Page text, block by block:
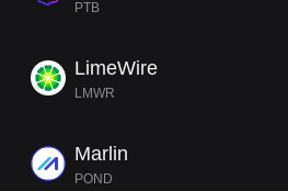
PTB
LimeWire
LMWR
Marlin
POND